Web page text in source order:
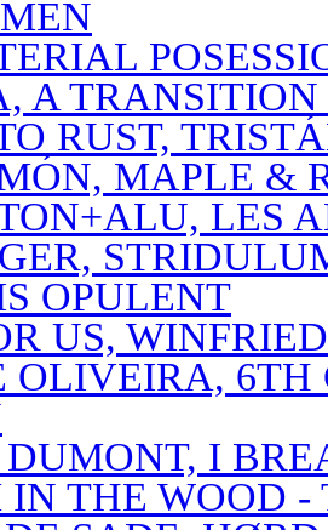
A
RUST,
MAPLE &
LES
OPULENT
US,
OLIVEIRA, 6TH
I
IN THE WOOD